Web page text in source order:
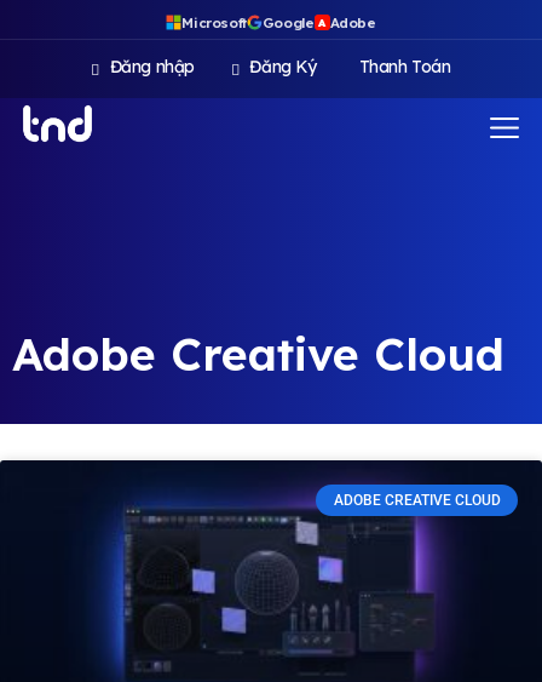
Microsoft Google A Adobe
Đăng nhập Đăng Ký Thanh Toán
Adobe Creative Cloud
ADOBE CREATIVE CLOUD